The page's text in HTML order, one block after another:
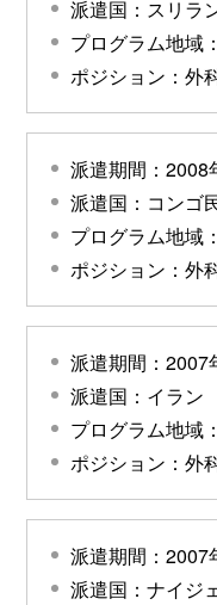
派遣国：スリラ
プログラム地域
ポジション：外
派遣期間：2008
派遣国：コンゴ
プログラム地域
ポジション：外
派遣期間：2007
派遣国：イラン
プログラム地域
ポジション：外
派遣期間：2007
派遣国：ナイジ